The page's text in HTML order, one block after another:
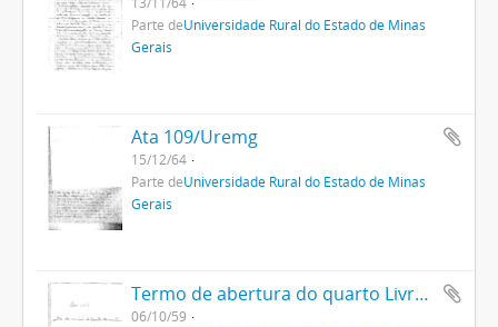
Parte deUniversidade Rural do Estado de Minas
Gerais
Ata 109/Uremg
15/12/64
Parte deUniversidade Rural do Estado de Minas
Gerais
Termo de abertura do quarto Livro Ata da Uremg
06/10/59